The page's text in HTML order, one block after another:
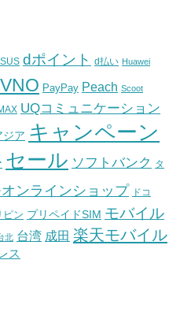
dポイント d払い Huawei
PayPay Peach Scoot
UQコミュニケーション
ジア キャンペーン
セール ソフトバンク タ
オンラインショップ ドコ
ピン プリペイドSIM モバイル
北 台湾 成田 楽天モバイル
ス